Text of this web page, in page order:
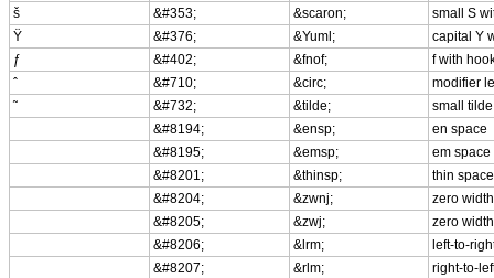
š
&#353; &scaron;
small S
Ÿ
&#376; &Yuml;
capital Y
ƒ
&#402; &fnof;
f with
ˆ
&#710; &circ;
modifier
˜
&#732; &tilde;
small tilde
&#8194;
&ensp;
en space
&#8195;
&emsp;
em space
&#8201;
&thinsp;
thin space
&#8204;
&zwnj;
zero
&#8205;
&zwj;
zero
&#8206;
&lrm;
left-to-
&#8207;
&rlm;
right-to-